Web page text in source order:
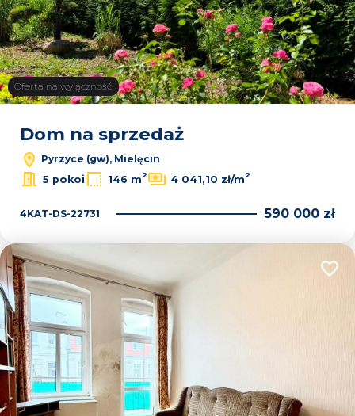
Oferta na wyłączność
Dom na sprzedaż
Pyrzyce (gw), Mielęcin
5 pokoi
146 m2 4 041,10 zł/m2
4KAT-DS-22731 590 000 zł